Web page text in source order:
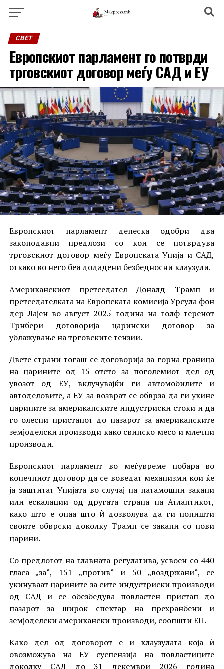
СВЕТ
Европскиот парламент го потврди
трговскиот договор меѓу САД и ЕУ
Европскиот парламент денеска одобри два
законодавни предлози со кои се потврдува
трговскиот договор меѓу Европската Унија и САД,
откако во него беа додадени безбедносни клаузули.
Американскиот претседател Доналд Трамп и
претседателката на Европската комисија Урсула фон
дер Лајен во август 2025 година на голф теренот
Трнбери договорија царински договор за
ублажување на трговските тензии.
Двете страни тогаш се договорија за горна граница
на царините од 15 отсто за поголемиот дел од
увозот од ЕУ, вклучувајќи ги автомобилите и
автоделовите, а ЕУ за возврат се обврза да ги укине
царините за американските индустриски стоки и да
го олесни пристапот до пазарот за американските
земјоделски производи како свинско месо и млечни
производи.
Европскиот парламент во меѓувреме побара во
конечниот договор да се воведат механизми кои ќе
ја заштитат Унијата во случај на натамошни закани
или ескалации од другата страна на Атлантикот,
како што е онаа што ѝ дозволува да ги поништи
своите обврски доколку Трамп се закани со нови
царини.
Со предлогот на главната регулатива, усвоен со 440
гласа „за“, 151 „против“ и 50 „воздржани“, се
укинуваат царините за сите индустриски производи
од САД и се обезбедува повластен пристап до
пазарот за широк спектар на прехранбени и
земјоделски американски производи, соопшти ЕП.
Како дел од договорот е и клаузулата која ѝ
овозможува на ЕУ суспензија на повластиците
доколку САД до 31 декември 2026 година